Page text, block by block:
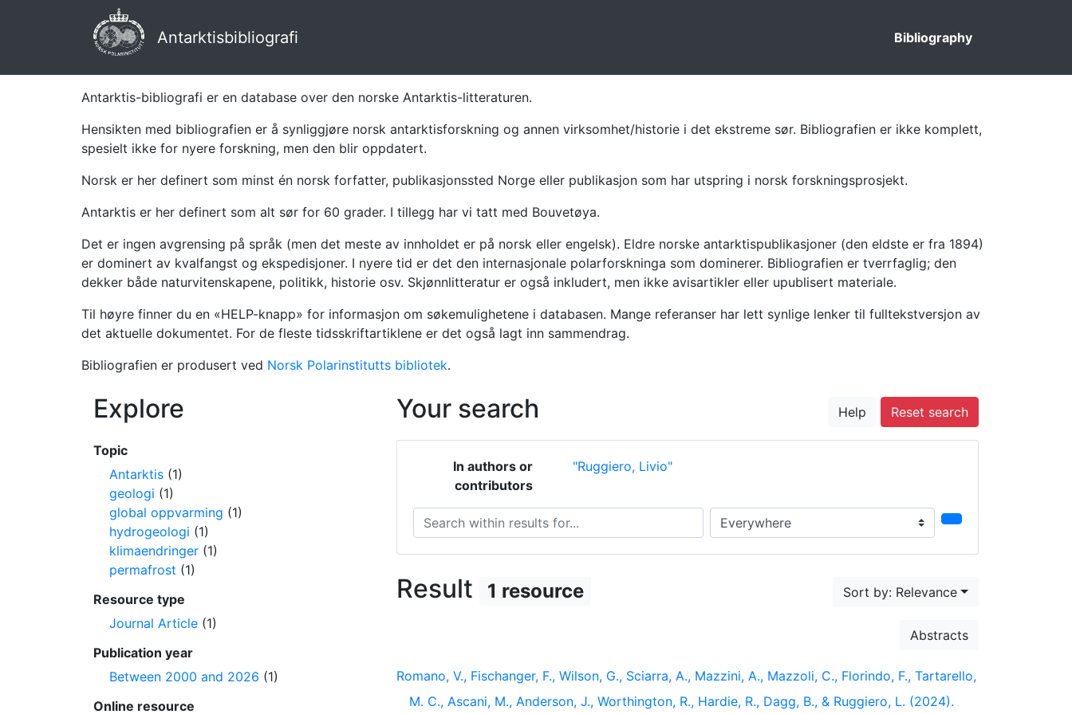
Antarktisbibliografi Bibliography
Antarktis-bibliografi er en database over den norske Antarktis-litteraturen.
Hensikten med bibliografien er å synliggjøre norsk antarktisforskning og annen virksomhet/historie i det ekstreme sør. Bibliografien er ikke komplett,
spesielt ikke for nyere forskning, men den blir oppdatert.
Norsk er her definert som minst én norsk forfatter, publikasjonssted Norge eller publikasjon som har utspring i norsk forskningsprosjekt.
Antarktis er her definert som alt sør for 60 grader. I tillegg har vi tatt med Bouvetøya.
Det er ingen avgrensing på språk (men det meste av innholdet er på norsk eller engelsk). Eldre norske antarktispublikasjoner (den eldste er fra 1894)
er dominert av kvalfangst og ekspedisjoner. I nyere tid er det den internasjonale polarforskninga som dominerer. Bibliografien er tverrfaglig; den
dekker både naturvitenskapene, politikk, historie osv. Skjønnlitteratur er også inkludert, men ikke avisartikler eller upublisert materiale.
Til høyre finner du en «HELP-knapp» for informasjon om søkemulighetene i databasen. Mange referanser har lett synlige lenker til fulltekstversjon av
det aktuelle dokumentet. For de fleste tidsskriftartiklene er det også lagt inn sammendrag.
Bibliografien er produsert ved Norsk Polarinstitutts bibliotek.
Your search Help Reset search
In authors or
contributors
"Ruggiero, Livio"
Search within results for... Search in...
Result 1 resource Sort by: Relevance
Abstracts
Romano, V., Fischanger, F., Wilson, G., Sciarra, A., Mazzini, A., Mazzoli, C., Florindo, F., Tartarello,
M. C., Ascani, M., Anderson, J., Worthington, R., Hardie, R., Dagg, B., & Ruggiero, L. (2024).
Explore
Topic
Antarktis (1)
geologi (1)
global oppvarming (1)
hydrogeologi (1)
klimaendringer (1)
permafrost (1)
Resource type
Journal Article (1)
Publication year
Between 2000 and 2026 (1)
Online resource